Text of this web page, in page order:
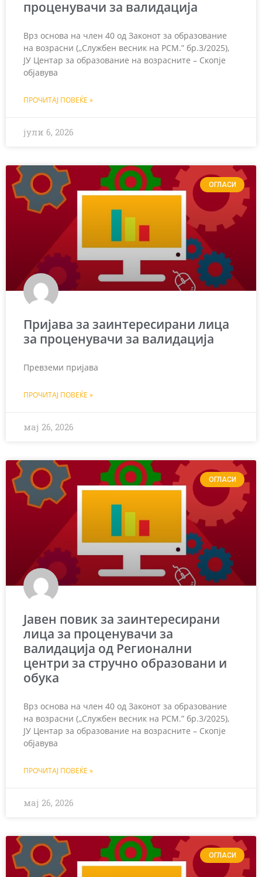
проценувачи за валидација
Врз основа на член 40 од Законот за образование
на возрасни (,,Службен весник на РСМ.” бр.3/2025),
ЈУ Центар за образование на возрасните – Скопје
објавува
ПРОЧИТАЈ ПОВЕЌЕ »
јули 6, 2026
ОГЛАСИ
Пријава за заинтересирани лица
за проценувачи за валидација
Превземи пријава
ПРОЧИТАЈ ПОВЕЌЕ »
мај 26, 2026
ОГЛАСИ
Јавен повик за заинтересирани
лица за проценувачи за
валидација од Регионални
центри за стручно образовани и
обука
Врз основа на член 40 од Законот за образование
на возрасни (,,Службен весник на РСМ.” бр.3/2025),
ЈУ Центар за образование на возрасните – Скопје
објавува
ПРОЧИТАЈ ПОВЕЌЕ »
мај 26, 2026
ОГЛАСИ